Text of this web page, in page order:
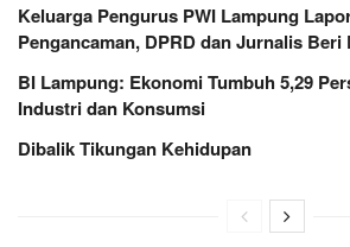
Keluarga Pengurus PWI Lampung
Pengancaman, DPRD dan Jurnalis Beri
BI Lampung: Ekonomi Tumbuh 5,29
Industri dan Konsumsi
Dibalik Tikungan Kehidupan